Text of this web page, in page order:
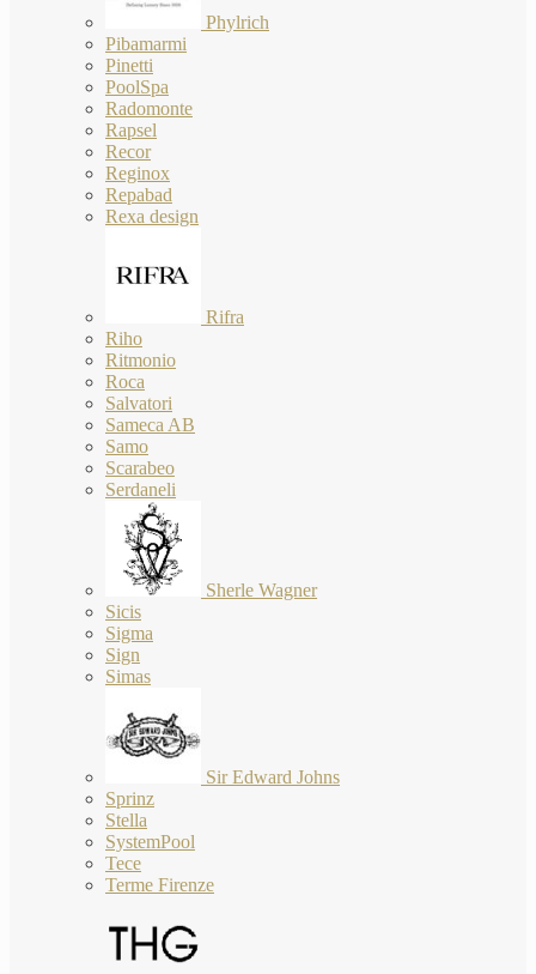
Phylrich
Pibamarmi
Pinetti
PoolSpa
Radomonte
Rapsel
Recor
Reginox
Repabad
Rexa design
Rifra
Riho
Ritmonio
Roca
Salvatori
Sameca AB
Samo
Scarabeo
Serdaneli
Sherle Wagner
Sicis
Sigma
Sign
Simas
Sir Edward Johns
Sprinz
Stella
SystemPool
Tece
Terme Firenze